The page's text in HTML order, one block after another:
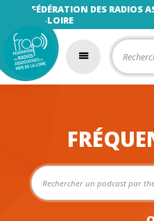
FÉDÉRATION DES RADIOS
LA-LOIRE